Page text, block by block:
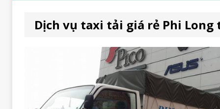
Dịch vụ taxi tải giá rẻ Phi Long